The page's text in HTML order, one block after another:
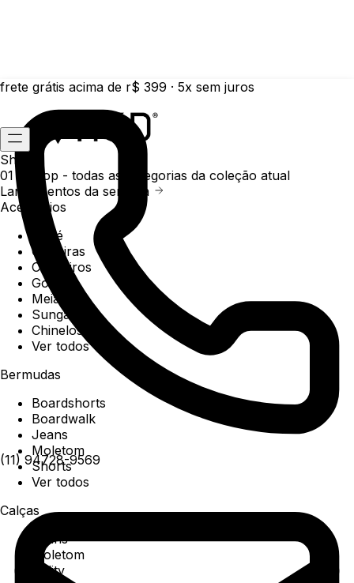
frete grátis acima de r$ 399 · 5x sem juros
(11) 94728-9569
Shop
01 /
Shop - todas as categorias da coleção atual
Lançamentos da semana
Acessórios
Boné
Carteiras
Chaveiros
Gorros
Meias
Sunga
Chinelos
Ver todos
Bermudas
Boardshorts
Boardwalk
Jeans
Moletom
Shorts
Ver todos
Calças
Jeans
Moletom
Utility